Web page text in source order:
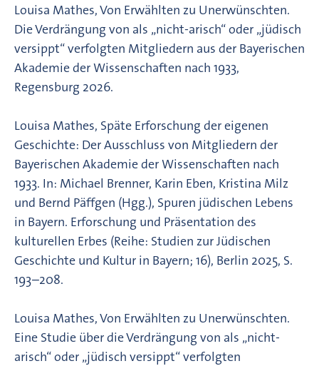
Louisa Mathes, Von Erwählten zu Unerwünschten.
Die Verdrängung von als „nicht-arisch“ oder „jüdisch
versippt“ verfolgten Mitgliedern aus der Bayerischen
Akademie der Wissenschaften nach 1933,
Regensburg 2026.
Louisa Mathes, Späte Erforschung der eigenen
Geschichte: Der Ausschluss von Mitgliedern der
Bayerischen Akademie der Wissenschaften nach
1933. In: Michael Brenner, Karin Eben, Kristina Milz
und Bernd Päffgen (Hgg.), Spuren jüdischen Lebens
in Bayern. Erforschung und Präsentation des
kulturellen Erbes (Reihe: Studien zur Jüdischen
Geschichte und Kultur in Bayern; 16), Berlin 2025, S.
193–208.
Louisa Mathes, Von Erwählten zu Unerwünschten.
Eine Studie über die Verdrängung von als „nicht-
arisch“ oder „jüdisch versippt“ verfolgten